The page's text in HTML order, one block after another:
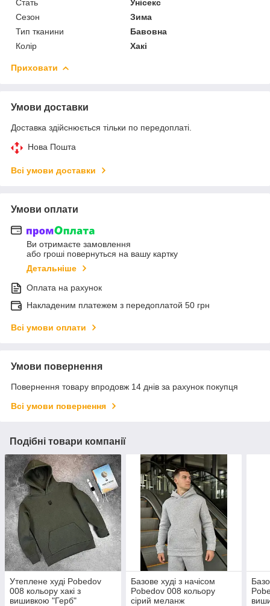
Стать
Унісекс
Сезон
Зима
Тип тканини
Бавовна
Колір
Хакі
Приховати
Умови доставки
Доставка здійснюється тільки по передоплаті.
Нова Пошта
Всі умови доставки
Умови оплати
Ви отримаєте замовлення
або гроші повернуться на вашу картку
Детальніше
Оплата на рахунок
Накладеним платежем з передоплатой 50 грн
Всі умови оплати
Умови повернення
Повернення товару впродовж 14 днів за рахунок покупця
Всі умови повернення
Подібні товари компанії
Утеплене худі Pobedov
008 кольору хакі з
вишивкою "Герб"
Базове худі з начісом
Pobedov 008 кольору
сірий меланж